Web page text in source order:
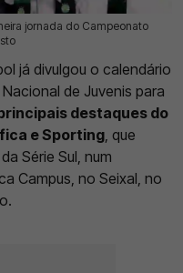
jornada do Campeonato
já divulgou o calendário
de Juvenis para
destaques do
e Sporting , que
Série Sul, num
Campus, no Seixal, no